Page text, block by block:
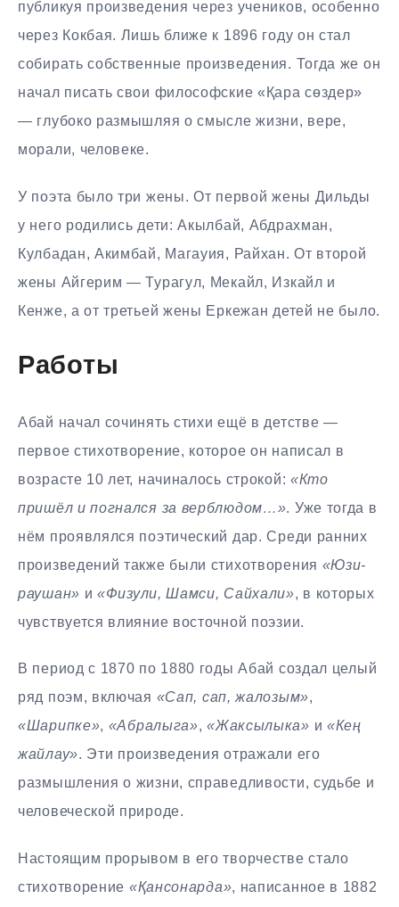
публикуя произведения через учеников, особенно
через Кокбая. Лишь ближе к 1896 году он стал
собирать собственные произведения. Тогда же он
начал писать свои философские «Қара сөздер»
— глубоко размышляя о смысле жизни, вере,
морали, человеке.
У поэта было три жены. От первой жены Дильды
у него родились дети: Акылбай, Абдрахман,
Кулбадан, Акимбай, Магауия, Райхан. От второй
жены Айгерим — Турагул, Мекайл, Изкайл и
Кенже, а от третьей жены Еркежан детей не было.
Работы
Абай начал сочинять стихи ещё в детстве —
первое стихотворение, которое он написал в
возрасте 10 лет, начиналось строкой: «Кто
пришёл и погнался за верблюдом…». Уже тогда в
нём проявлялся поэтический дар. Среди ранних
произведений также были стихотворения «Юзи-
раушан» и«Физули, Шамси, Сайхали», в которых
чувствуется влияние восточной поэзии.
В период с 1870 по 1880 годы Абай создал целый
ряд поэм, включая «Сап, сап, жалозым»,
«Шарипке», «Абралыга»,«Жаксылыка» и «Кең
жайлау». Эти произведения отражали его
размышления о жизни, справедливости, судьбе и
человеческой природе.
Настоящим прорывом в его творчестве стало
стихотворение «Қансонарда», написанное в 1882